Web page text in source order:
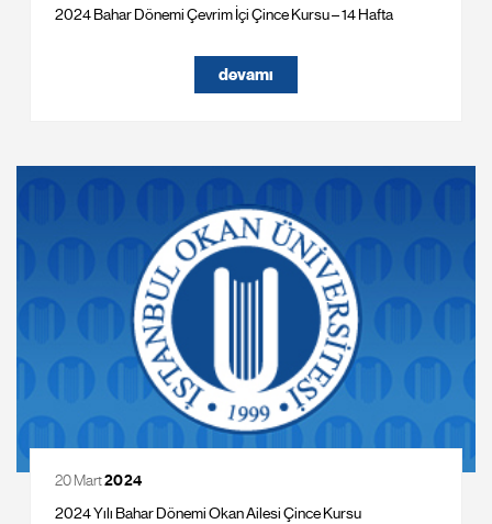
2024 Bahar Dönemi Çevrim İçi Çince Kursu – 14 Hafta
devamı
20 Mart2024
2024 Yılı Bahar Dönemi Okan Ailesi Çince Kursu